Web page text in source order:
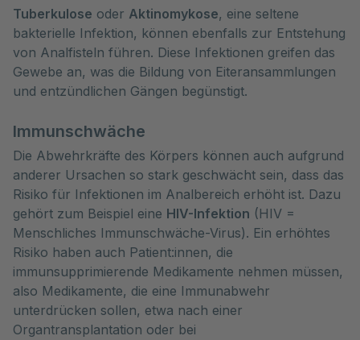
Tuberkulose oder Aktinomykose, eine seltene
bakterielle Infektion, können ebenfalls zur Entstehung
von Analfisteln führen. Diese Infektionen greifen das
Gewebe an, was die Bildung von Eiteransammlungen
und entzündlichen Gängen begünstigt.
Immunschwäche
Die Abwehrkräfte des Körpers können auch aufgrund
anderer Ursachen so stark geschwächt sein, dass das
Risiko für Infektionen im Analbereich erhöht ist. Dazu
gehört zum Beispiel eine HIV-Infektion (HIV =
Menschliches Immunschwäche-Virus). Ein erhöhtes
Risiko haben auch Patient:innen, die
immunsupprimierende Medikamente nehmen müssen,
also Medikamente, die eine Immunabwehr
unterdrücken sollen, etwa nach einer
Organtransplantation oder bei